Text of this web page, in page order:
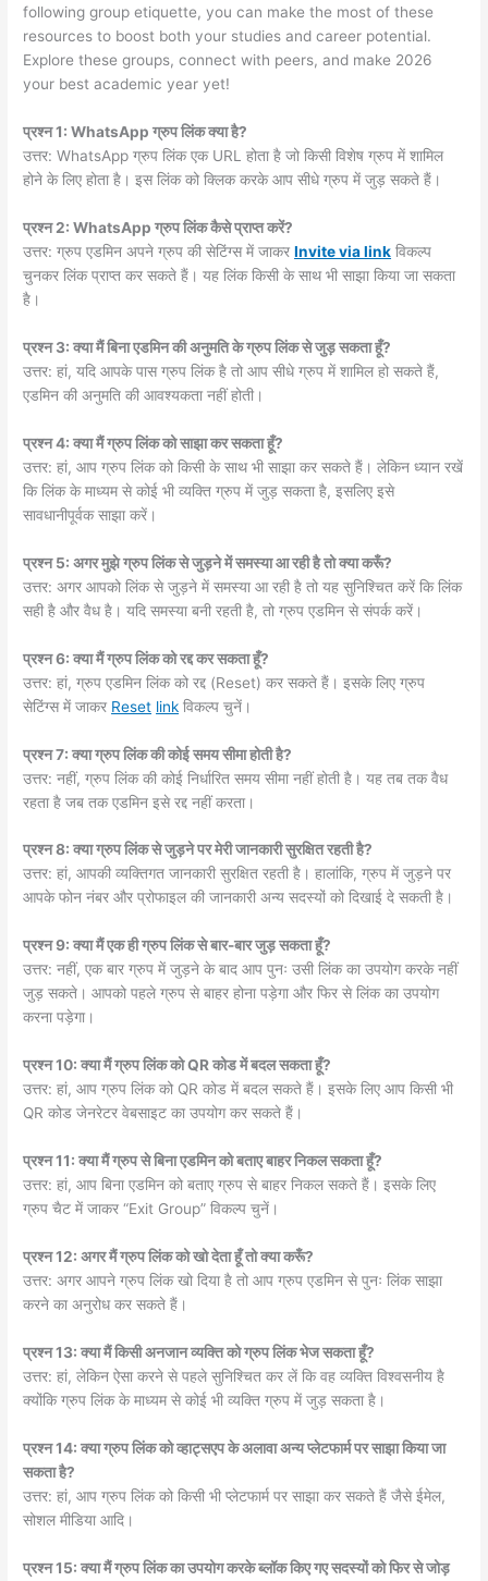
following group etiquette, you can make the most of these
resources to boost both your studies and career potential.
Explore these groups, connect with peers, and make 2026
your best academic year yet!
प्रश्न 1: WhatsApp ग्रुप लिंक क्या है?
उत्तर: WhatsApp ग्रुप लिंक एक URL होता है जो किसी विशेष ग्रुप में शामिल
होने के लिए होता है। इस लिंक को क्लिक करके आप सीधे ग्रुप में जुड़ सकते हैं।
प्रश्न 2: WhatsApp ग्रुप लिंक कैसे प्राप्त करें?
उत्तर: ग्रुप एडमिन अपने ग्रुप की सेटिंग्स में जाकरInvite via link विकल्प
चुनकर लिंक प्राप्त कर सकते हैं। यह लिंक किसी के साथ भी साझा किया जा सकता
है।
प्रश्न 3: क्या मैं बिना एडमिन की अनुमति के ग्रुप लिंक से जुड़ सकता हूँ?
उत्तर: हां, यदि आपके पास ग्रुप लिंक है तो आप सीधे ग्रुप में शामिल हो सकते हैं,
एडमिन की अनुमति की आवश्यकता नहीं होती।
प्रश्न 4: क्या मैं ग्रुप लिंक को साझा कर सकता हूँ?
उत्तर: हां, आप ग्रुप लिंक को किसी के साथ भी साझा कर सकते हैं। लेकिन ध्यान रखें
कि लिंक के माध्यम से कोई भी व्यक्ति ग्रुप में जुड़ सकता है, इसलिए इसे
सावधानीपूर्वक साझा करें।
प्रश्न 5: अगर मुझे ग्रुप लिंक से जुड़ने में समस्या आ रही है तो क्या करूँ?
उत्तर: अगर आपको लिंक से जुड़ने में समस्या आ रही है तो यह सुनिश्चित करें कि लिंक
सही है और वैध है। यदि समस्या बनी रहती है, तो ग्रुप एडमिन से संपर्क करें।
प्रश्न 6: क्या मैं ग्रुप लिंक को रद्द कर सकता हूँ?
उत्तर: हां, ग्रुप एडमिन लिंक को रद्द (Reset) कर सकते हैं। इसके लिए ग्रुप
सेटिंग्स में जाकर Reset link विकल्प चुनें।
प्रश्न 7: क्या ग्रुप लिंक की कोई समय सीमा होती है?
उत्तर: नहीं, ग्रुप लिंक की कोई निर्धारित समय सीमा नहीं होती है। यह तब तक वैध
रहता है जब तक एडमिन इसे रद्द नहीं करता।
प्रश्न 8: क्या ग्रुप लिंक से जुड़ने पर मेरी जानकारी सुरक्षित रहती है?
उत्तर: हां, आपकी व्यक्तिगत जानकारी सुरक्षित रहती है। हालांकि, ग्रुप में जुड़ने पर
आपके फोन नंबर और प्रोफाइल की जानकारी अन्य सदस्यों को दिखाई दे सकती है।
प्रश्न 9: क्या मैं एक ही ग्रुप लिंक से बार-बार जुड़ सकता हूँ?
उत्तर: नहीं, एक बार ग्रुप में जुड़ने के बाद आप पुनः उसी लिंक का उपयोग करके नहीं
जुड़ सकते। आपको पहले ग्रुप से बाहर होना पड़ेगा और फिर से लिंक का उपयोग
करना पड़ेगा।
प्रश्न 10: क्या मैं ग्रुप लिंक को QR कोड में बदल सकता हूँ?
उत्तर: हां, आप ग्रुप लिंक को QR कोड में बदल सकते हैं। इसके लिए आप किसी भी
QR कोड जेनरेटर वेबसाइट का उपयोग कर सकते हैं।
प्रश्न 11: क्या मैं ग्रुप से बिना एडमिन को बताए बाहर निकल सकता हूँ?
उत्तर: हां, आप बिना एडमिन को बताए ग्रुप से बाहर निकल सकते हैं। इसके लिए
ग्रुप चैट में जाकर “Exit Group” विकल्प चुनें।
प्रश्न 12: अगर मैं ग्रुप लिंक को खो देता हूँ तो क्या करूँ?
उत्तर: अगर आपने ग्रुप लिंक खो दिया है तो आप ग्रुप एडमिन से पुनः लिंक साझा
करने का अनुरोध कर सकते हैं।
प्रश्न 13: क्या मैं किसी अनजान व्यक्ति को ग्रुप लिंक भेज सकता हूँ?
उत्तर: हां, लेकिन ऐसा करने से पहले सुनिश्चित कर लें कि वह व्यक्ति विश्वसनीय है
क्योंकि ग्रुप लिंक के माध्यम से कोई भी व्यक्ति ग्रुप में जुड़ सकता है।
प्रश्न 14: क्या ग्रुप लिंक को व्हाट्सएप के अलावा अन्य प्लेटफार्म पर साझा किया जा
सकता है?
उत्तर: हां, आप ग्रुप लिंक को किसी भी प्लेटफार्म पर साझा कर सकते हैं जैसे ईमेल,
सोशल मीडिया आदि।
प्रश्न 15: क्या मैं ग्रुप लिंक का उपयोग करके ब्लॉक किए गए सदस्यों को फिर से जोड़